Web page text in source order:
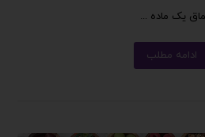
یک ماده ...
ادامه مطلب